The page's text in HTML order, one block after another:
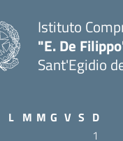
Istituto
"E. De
Sant'Egidio
L M M G V S D
1